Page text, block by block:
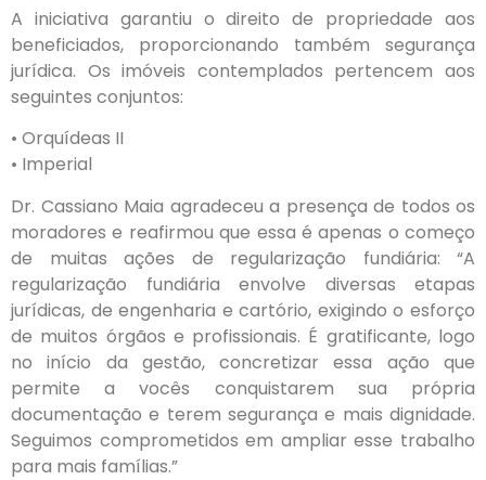
A iniciativa garantiu o direito de propriedade aos
beneficiados, proporcionando também segurança
jurídica. Os imóveis contemplados pertencem aos
seguintes conjuntos:
• Orquídeas II
• Imperial
Dr. Cassiano Maia agradeceu a presença de todos os
moradores e reafirmou que essa é apenas o começo
de muitas ações de regularização fundiária: “A
regularização fundiária envolve diversas etapas
jurídicas, de engenharia e cartório, exigindo o esforço
de muitos órgãos e profissionais. É gratificante, logo
no início da gestão, concretizar essa ação que
permite a vocês conquistarem sua própria
documentação e terem segurança e mais dignidade.
Seguimos comprometidos em ampliar esse trabalho
para mais famílias.”